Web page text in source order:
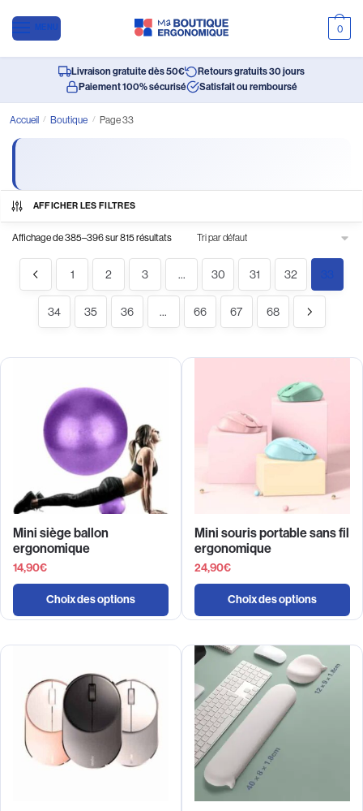
MENU 0
Livraison gratuite dès 50€
Retours gratuits 30 jours
Paiement 100% sécurisé
Satisfait ou remboursé
Accueil / Boutique / Page 33
AFFICHER LES FILTRES
Affichage de 385–396 sur 815 résultats
1 2 3 … 30 31 32 33
34 35 36 … 66 67 68
Mini siège ballon
ergonomique
14,90€
Choix des options
Mini souris portable sans fil
ergonomique
24,90€
Choix des options